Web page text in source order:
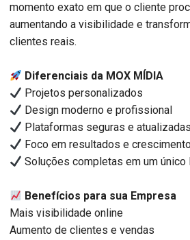
momento exato em que o cliente
aumentando a visibilidade e
clientes reais.
Diferenciais da MOX MÍDIA
Projetos personalizados
Design moderno e profissional
Plataformas seguras e atualizadas
Foco em resultados e
Soluções completas em um único
Benefícios para sua Empresa
Mais visibilidade online
Aumento de clientes e vendas